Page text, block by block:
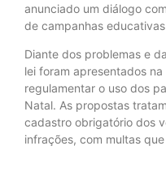
anunciado um diálogo
de campanhas
Diante dos problemas e
lei foram apresentados
regulamentar o uso dos
Natal. As propostas
cadastro obrigatório dos
infrações, com multas